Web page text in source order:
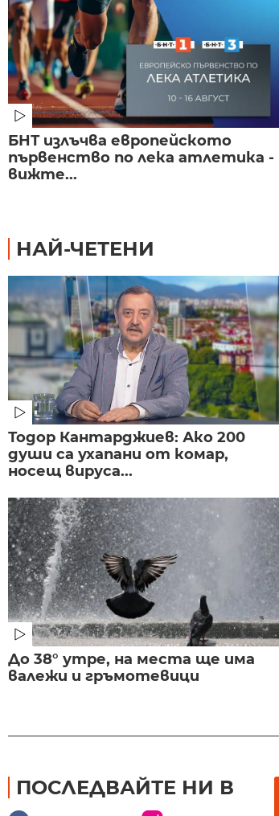
БНТ излъчва европейското
първенство по лека атлетика -
вижте...
НАЙ-ЧЕТЕНИ
Тодор Кантарджиев: Ако 200
души са ухапани от комар,
носещ вируса...
До 38° утре, на места ще има
валежи и гръмотевици
ПОСЛЕДВАЙТЕ НИ В